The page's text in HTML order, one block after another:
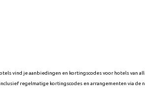
vind je aanbiedingen en kortingscodes voor hotels van
regelmatige kortingscodes en arrangementen via de